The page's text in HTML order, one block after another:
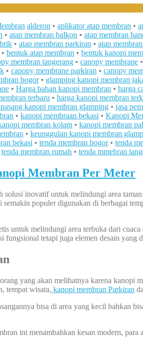
alderon • aplikator atap membran •
• atap membran balkon • atap membran
• atap membran parkiran • atap
• bentuk atap membran • bentuk kanopi
membran tangerang • canopy membrane •
• canopy membrane parkiran • canopy
bogor• glamping kanopi membran
• Harga bahan kanopi membran • harga
terbaru • harga kanopi membran
kanopi membran glamping • jasa
• kanopi membraan bekasi • Kanopi
membran kolam • kanopi membran
• keunggulan kanopi membran
bekasi • tenda membran bogor• tenda
tenda membran rumah • tenda mmebran
Membran Per Meter
solusi inovatif untuk melindungi area
populer digunakan di berbagai
untuk melindungi area terbuka dari
tetapi juga elemen desain yang
yang akan melihatnya karena kanopi
tempat wisata, kanopi membran Parkiran
bisa di area yang kecil bahkan
ini menambahkan kesan modern,